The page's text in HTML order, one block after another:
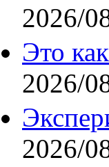
2026/
Это
2026/
2026/